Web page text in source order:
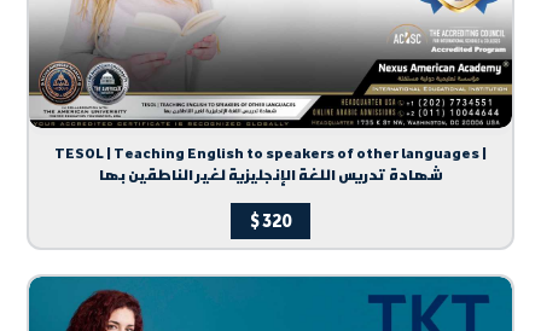
TESOL | Teaching English to speakers of other languages |
شهادة تدريس اللغة الإنجليزية لغير الناطقين بها
$320